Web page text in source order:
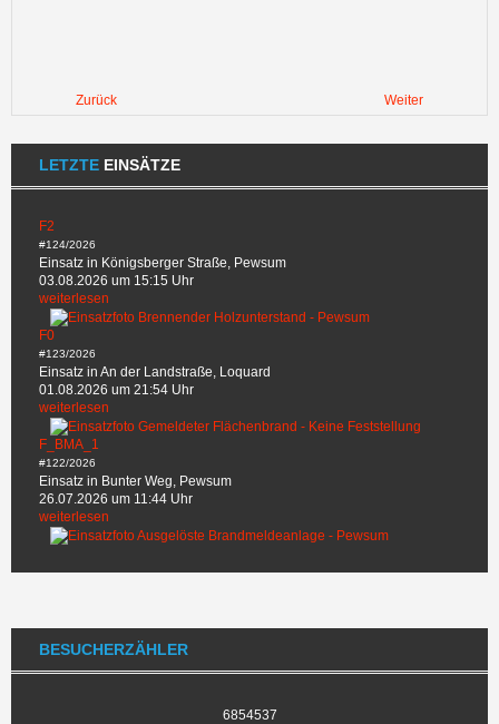
Zurück Weiter
LETZTE EINSÄTZE
F2
#124/2026
Einsatz in Königsberger Straße, Pewsum
03.08.2026 um 15:15 Uhr
weiterlesen
F0
#123/2026
Einsatz in An der Landstraße, Loquard
01.08.2026 um 21:54 Uhr
weiterlesen
F_BMA_1
#122/2026
Einsatz in Bunter Weg, Pewsum
26.07.2026 um 11:44 Uhr
weiterlesen
BESUCHERZÄHLER
6854537